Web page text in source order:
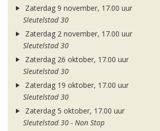
Zaterdag 9 november, 17.00 uur
Sleutelstad 30
Zaterdag 2 november, 17.00 uur
Sleutelstad 30
Zaterdag 26 oktober, 17.00 uur
Sleutelstad 30
Zaterdag 19 oktober, 17.00 uur
Sleutelstad 30
Zaterdag 5 oktober, 17.00 uur
Sleutelstad 30 - Non Stop